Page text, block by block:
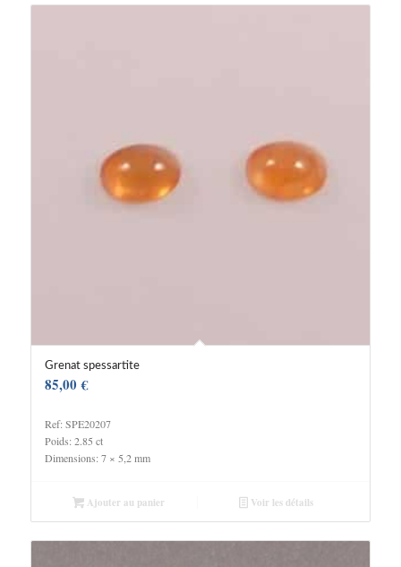
Grenat spessartite
85,00€
Ref: SPE20207
Poids: 2.85 ct
Dimensions: 7 × 5,2 mm
Ajouter au panier Voir les détails